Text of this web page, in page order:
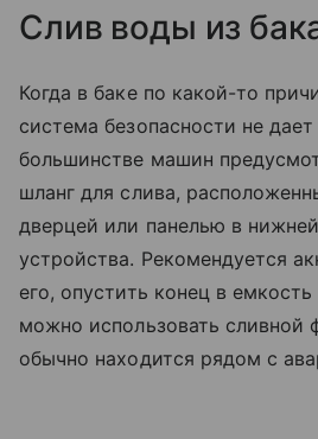
Слив воды из
Когда в баке по какой-то
система безопасности не
большинстве машин
шланг для слива,
дверцей или панелью в
устройства. Рекомендуется
его, опустить конец в
можно использовать сливной
обычно находится рядом с